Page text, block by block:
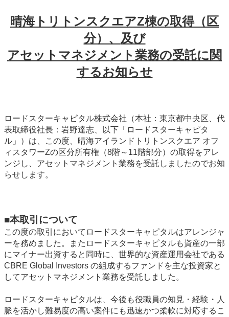
晴海トリトンスクエアZ棟の取得（区
分）、 及び
アセットマネジメント業務の受託に関
するお知らせ
ロードスターキャピタル株式会社（本社：東京都中央区、代
表取締役社長：岩野達志、以下「ロードスターキャピタ
ル」）は、この度、晴海アイランドトリトンスクエア オフ
ィスタワーZの区分所有権（8階～11階部分）の取得をアレ
ンジし、アセットマネジメント業務を受託しましたのでお知
らせします。
■本取引について
この度の取引においてロードスターキャピタルはアレンジャ
ーを務めました。またロードスターキャピタルも資産の一部
にマイナー出資すると同時に、世界的な資産運用会社である
CBRE Global Investors の組成するファンドを主な投資家と
してアセットマネジメント業務を受託しました。
ロードスターキャピタルは、今後も役職員の知見・経験・人
脈を活かし難易度の高い案件にも迅速かつ柔軟に対応するこ